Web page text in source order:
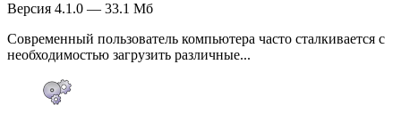
Версия 4.1.0 — 33.1 Мб
Современный пользователь компьютера часто сталкивается с
необходимостью загрузить различные...